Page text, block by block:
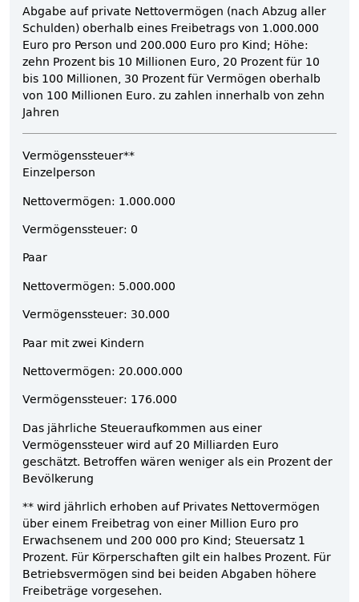
Abgabe auf private Nettovermögen (nach Abzug aller
Schulden) oberhalb eines Freibetrags von 1.000.000
Euro pro Person und 200.000 Euro pro Kind; Höhe:
zehn Prozent bis 10 Millionen Euro, 20 Prozent für 10
bis 100 Millionen, 30 Prozent für Vermögen oberhalb
von 100 Millionen Euro. zu zahlen innerhalb von zehn
Jahren
Vermögenssteuer**
Einzelperson
Nettovermögen: 1.000.000
Vermögenssteuer: 0
Paar
Nettovermögen: 5.000.000
Vermögenssteuer: 30.000
Paar mit zwei Kindern
Nettovermögen: 20.000.000
Vermögenssteuer: 176.000
Das jährliche Steueraufkommen aus einer
Vermögenssteuer wird auf 20 Milliarden Euro
geschätzt. Betroffen wären weniger als ein Prozent der
Bevölkerung
** wird jährlich erhoben auf Privates Nettovermögen
über einem Freibetrag von einer Million Euro pro
Erwachsenem und 200 000 pro Kind; Steuersatz 1
Prozent. Für Körperschaften gilt ein halbes Prozent. Für
Betriebsvermögen sind bei beiden Abgaben höhere
Freibeträge vorgesehen.